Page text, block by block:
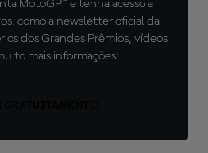
MotoGP™ e tenha acesso a
como a newsletter oficial da
dos Grandes Prêmios, vídeos
mais informações!